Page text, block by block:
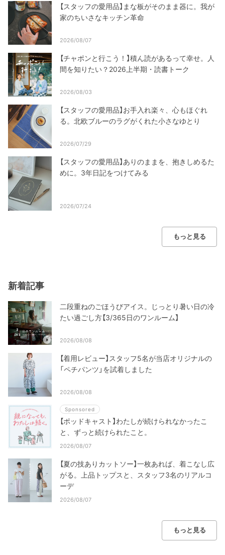
【スタッフの愛用品】まな板がそのまま器に。我が
家のちいさなキッチン革命
2026/08/07
【チャポンと行こう！】積ん読があるって幸せ。人
間を知りたい？2026上半期・読書トーク
2026/08/03
【スタッフの愛用品】お手入れ楽々、心もほぐれ
る。北欧ブルーのラグがくれた小さなゆとり
2026/07/29
【スタッフの愛用品】ありのままを、抱きしめるた
めに。3年日記をつけてみる
2026/07/24
もっと見る
新着記事
二段重ねのごほうびアイス。じっとり暑い日の冷
たい過ごし方【3/365日のワンルーム】
2026/08/08
【着用レビュー】スタッフ5名が当店オリジナルの
「ペチパンツ」を試着しました
2026/08/08
Sponsored
【ポッドキャスト】わたしが続けられなかったこ
と、ずっと続けられたこと。
2026/08/07
【夏の技ありカットソー】一枚あれば、着こなし広
がる。上品トップスと、スタッフ3名のリアルコ
ーデ
2026/08/07
もっと見る